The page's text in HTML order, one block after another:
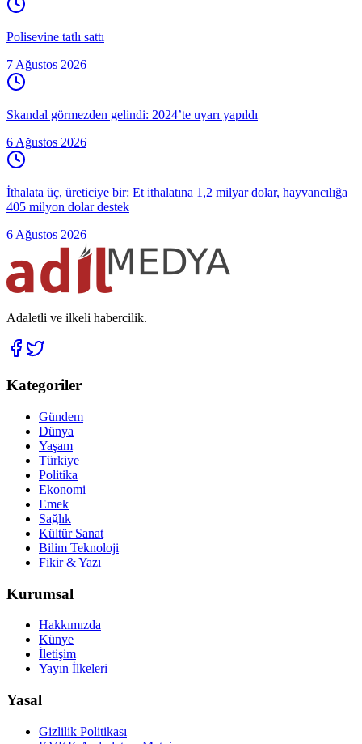
Polisevine tatlı sattı
7 Ağustos 2026
Skandal görmezden gelindi: 2024’te uyarı yapıldı
6 Ağustos 2026
İthalata üç, üreticiye bir: Et ithalatına 1,2 milyar dolar, hayvancılığa
405 milyon dolar destek
6 Ağustos 2026
Adaletli ve ilkeli habercilik.
Kategoriler
Gündem
Dünya
Yaşam
Türkiye
Politika
Ekonomi
Emek
Sağlık
Kültür Sanat
Bilim Teknoloji
Fikir & Yazı
Kurumsal
Hakkımızda
Künye
İletişim
Yayın İlkeleri
Yasal
Gizlilik Politikası